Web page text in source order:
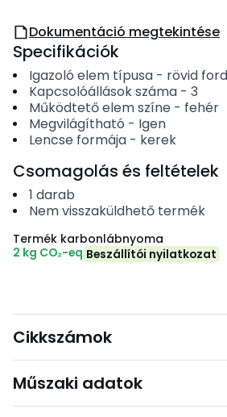
Dokumentáció megtekintése
Specifikációk
Igazoló elem típusa- rövid
Kapcsolóállások száma- 3
Működtető elem színe - fehér
Megvilágítható - Igen
Lencse formája- kerek
Csomagolás és feltételek
1 darab
Nem visszaküldhető termék
Termék karbonlábnyoma
2 kg CO₂-eq Beszállítói nyilatkozat
Cikkszámok
Műszaki adatok